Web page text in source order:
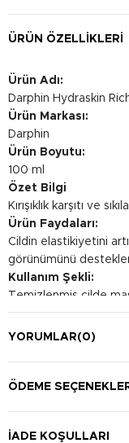
ÜRÜN ÖZELLIKLERI
Ürün Adı:
Darphin Hydraskin
Ürün Markası:
Darphin
Ürün Boyutu:
100 ml
Özet Bilgi
Kırışıklık karşıtı ve
Ürün Faydaları:
Cildin elastikiyetini
görünümünü
Kullanım Şekli:
Temizlenmiş cilde
kullanılabilir.
YORUMLAR(0)
ÖDEME
İADE KOŞULLARI